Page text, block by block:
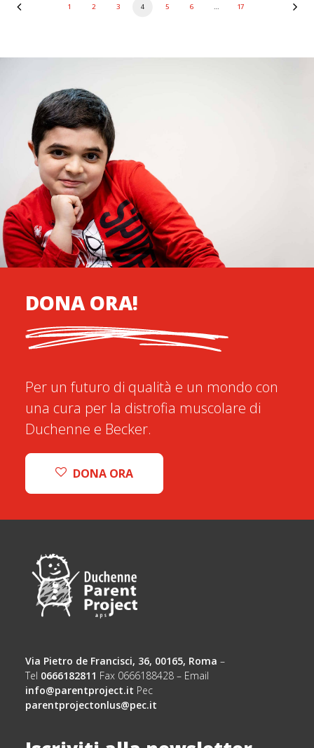
1 2 3 4 5 6 … 17
DONA ORA!
Per un futuro di qualità e un mondo con
una cura per la distrofia muscolare di
Duchenne e Becker.
DONA ORA
Via Pietro de Francisci, 36, 00165, Roma –
Tel 0666182811 Fax 0666188428 – Email
info@parentproject.it Pec
parentprojectonlus@pec.it